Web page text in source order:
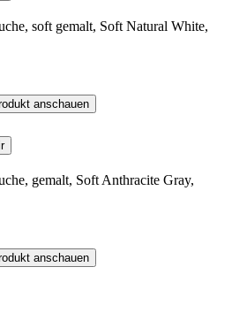
soft gemalt, Soft Natural White,
anschauen
gemalt, Soft Anthracite Gray,
anschauen